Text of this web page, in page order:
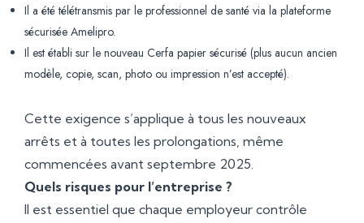
Il a été télétransmis par le professionnel de santé via la plateforme
sécurisée Amelipro.
Il est établi sur le nouveau Cerfa papier sécurisé (plus aucun ancien
modèle, copie, scan, photo ou impression n’est accepté).
Cette exigence s’applique à tous les nouveaux
arrêts et à toutes les prolongations, même
commencées avant septembre 2025.
Quels risques pour l’entreprise ?
Il est essentiel que chaque employeur contrôle